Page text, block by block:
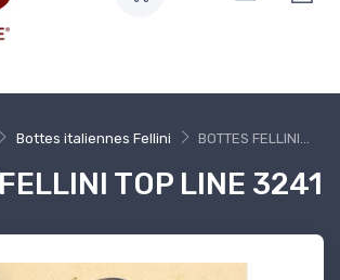
Bottes italiennes Fellini BOTTES FELLINI...
TOP LINE 3241